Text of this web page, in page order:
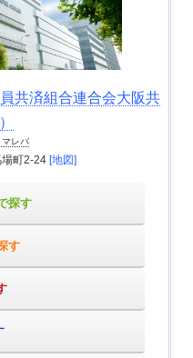
共済組合連合会大阪共
マレバ
町2-24 [地図]
探す
す